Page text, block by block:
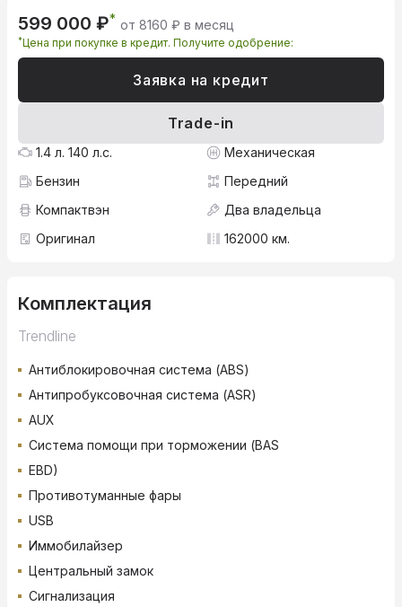
599 000 ₽* от 8160 ₽ в месяц
*Цена при покупке в кредит. Получите одобрение:
Заявка на кредит
Trade-in
1.4 л. 140 л.с.
Механическая
Бензин
Передний
Компактвэн
Два владельца
Оригинал
162000 км.
Комплектация
Trendline
Антиблокировочная система (ABS)
Антипробуксовочная система (ASR)
AUX
Система помощи при торможении (BAS
EBD)
Противотуманные фары
USB
Иммобилайзер
Центральный замок
Сигнализация